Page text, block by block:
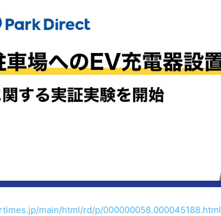
main/html/rd/p/000000058.000045188.html